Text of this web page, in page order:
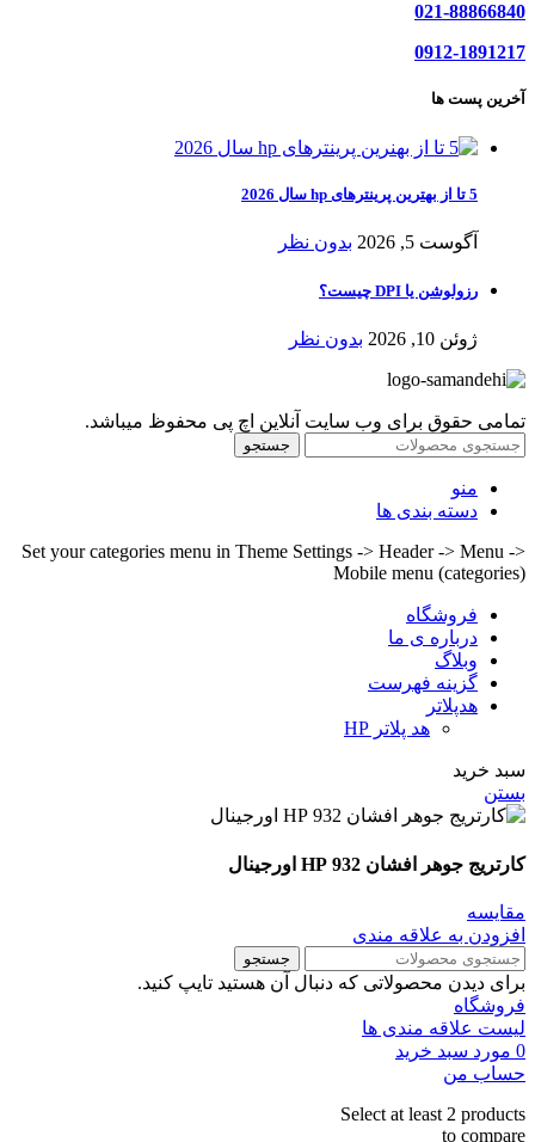
021-88866840
0912-1891217
آخرین پست ها
5 تا از بهترین پرینترهای hp سال 2026
آگوست 5, 2026 بدون نظر
رزولوشن یا DPI چیست؟
ژوئن 10, 2026 بدون نظر
تمامی حقوق برای وب سایت آنلاین اچ پی محفوظ میباشد.
جستجو
منو
دسته بندی ها
Set your categories menu in Theme Settings -> Header -> Menu ->
Mobile menu (categories)
فروشگاه
درباره ی ما
وبلاگ
گزینه فهرست
هدپلاتر
هد پلاتر HP
سبد خرید
بستن
کارتریج جوهر افشان 932 HP اورجینال
مقايسه
افزودن به علاقه مندی
جستجو
برای دیدن محصولاتی که دنبال آن هستید تایپ کنید.
فروشگاه
لیست علاقه مندی ها
0 مورد سبد خرید
حساب من
Select at least 2 products
to compare